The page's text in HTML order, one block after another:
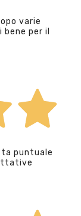
varie
per il
puntuale